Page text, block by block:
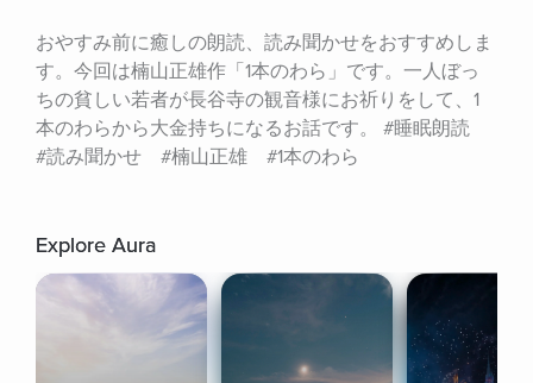
おやすみ前に癒しの朗読、読み聞かせをおすすめしま
す。今回は楠山正雄作「1本のわら」です。一人ぼっ
ちの貧しい若者が長谷寺の観音様にお祈りをして、1
本のわらから大金持ちになるお話です。 #睡眠朗読
#読み聞かせ　#楠山正雄　#1本のわら
Explore Aura